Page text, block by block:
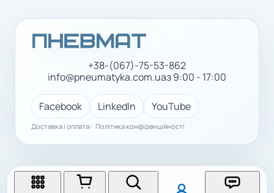
+38-(067)-75-53-862
info@pneumatyka.com.uaз 9:00 - 17:00
Facebook LinkedIn YouTube
Доставка і оплата Політика конфіденційності